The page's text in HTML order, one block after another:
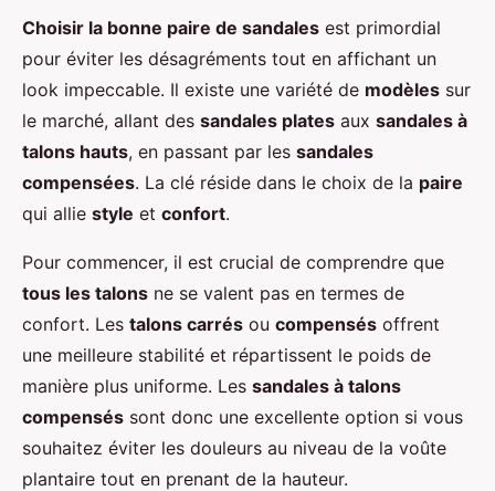
Choisir la bonne paire de sandales est primordial
pour éviter les désagréments tout en affichant un
look impeccable. Il existe une variété de modèles sur
le marché, allant des sandales plates aux sandales à
talons hauts, en passant par les sandales
compensées. La clé réside dans le choix de la paire
qui allie style et confort.
Pour commencer, il est crucial de comprendre que
tous les talons ne se valent pas en termes de
confort. Les talons carrés ou compensés offrent
une meilleure stabilité et répartissent le poids de
manière plus uniforme. Les sandales à talons
compensés sont donc une excellente option si vous
souhaitez éviter les douleurs au niveau de la voûte
plantaire tout en prenant de la hauteur.